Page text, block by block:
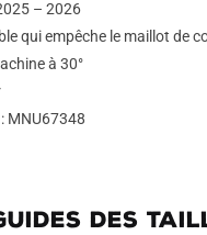
– 2026
qui empêche le maillot de
à 30°
MNU67348
DES